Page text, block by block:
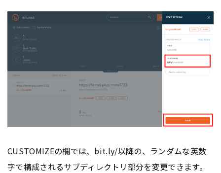
CUSTOMIZEの欄では、bit.ly/以降の、ランダムな英数
字で構成されるサブディレクトリ部分を変更できます。